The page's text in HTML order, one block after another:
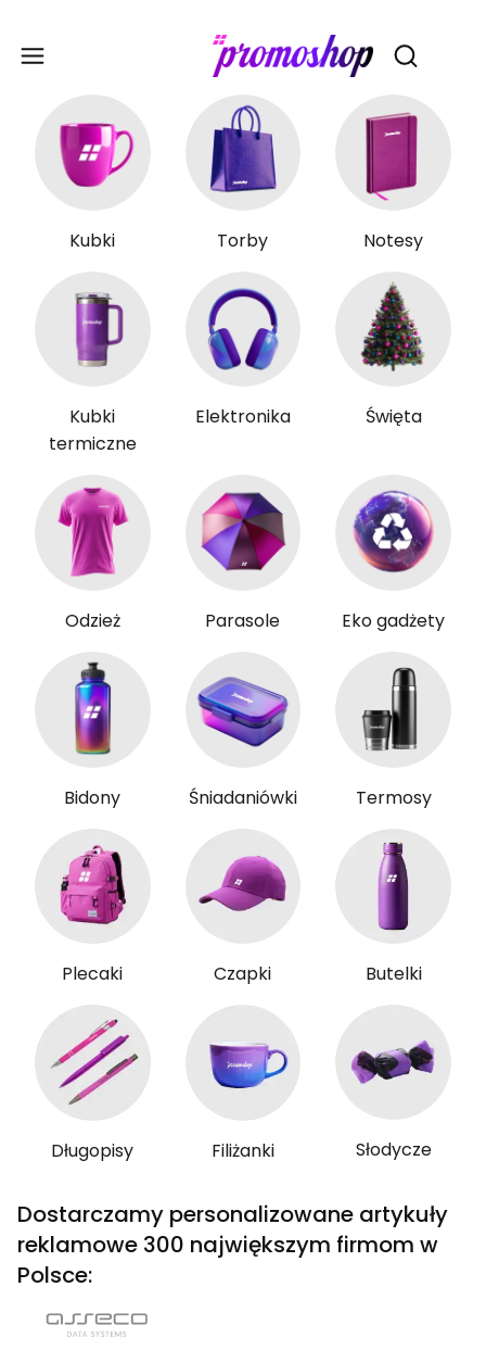
Otwórz
Kubki Torby Notesy
Kubki
termiczne
Elektronika Święta
Odzież Parasole Eko gadżety
Bidony Śniadaniówki Termosy
Plecaki Czapki Butelki
Długopisy Filiżanki Słodycze
Dostarczamy personalizowane artykuły
reklamowe 300 największym firmom w
Polsce: